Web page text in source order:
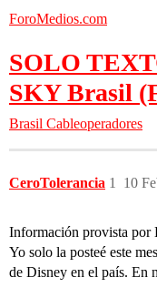
ForoMedios.com
SOLO
SKY Brasil
Brasil Cableoperadores
CeroTolerancia 10
1
Información provista por
Yo solo la posteé este
de Disney en el país. En